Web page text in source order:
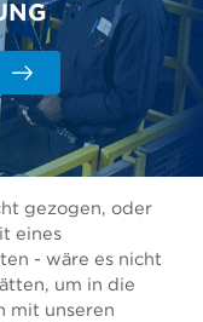
gezogen, oder
eines
- wäre es nicht
um in die
mit unseren